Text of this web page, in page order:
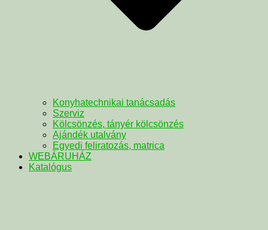
Konyhatechnikai tanácsadás
Szerviz
Kölcsönzés, tányér kölcsönzés
Ajándék utalvány
Egyedi feliratozás, matrica
WEBÁRUHÁZ
Katalógus